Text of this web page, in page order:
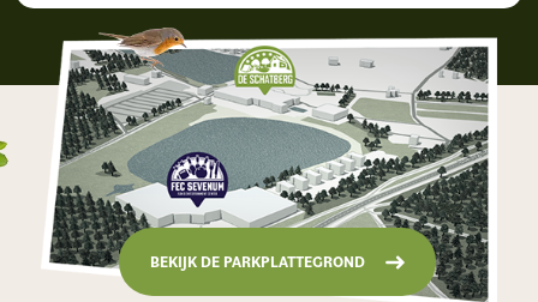
BEKIJK DE PARKPLATTEGROND